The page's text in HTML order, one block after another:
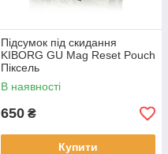
Підсумок під скидання
KIBORG GU Mag Reset Pouch
Піксель
В наявності
650 ₴
Купити